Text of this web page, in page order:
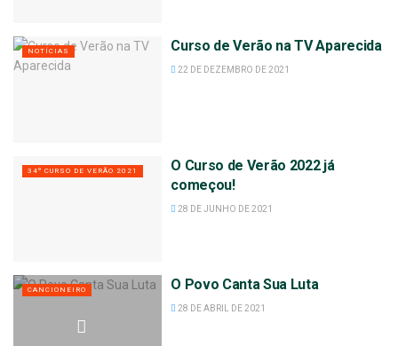
NOTÍCIAS Curso de Verão na TV Aparecida
22 DE DEZEMBRO DE 2021
34º CURSO DE VERÃO 2021
O Curso de Verão 2022 já
começou!
28 DE JUNHO DE 2021
CANCIONEIRO O Povo Canta Sua Luta
28 DE ABRIL DE 2021